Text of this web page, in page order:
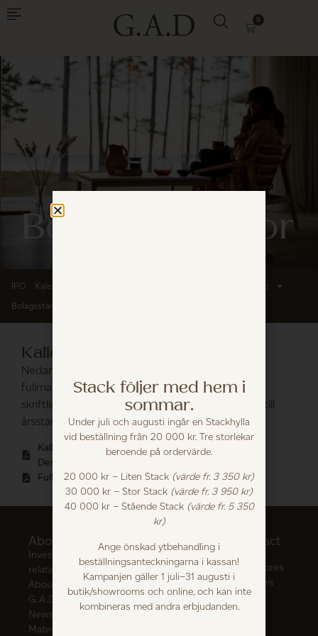
0
Bolagsstämmor
IPO Kalender
Bolagsstyrning
Bolagsstämmor
Kallelse till bolagsstämma 2026
Nedan finner du kallelse till årsstämma samt
fullmaktsformulär. Fullmaktsformuläret signeras
skriftligt av aktieägaren och medtags av ombud till
årsstämman.
Kallelse till årsstämma i Aktiebolaget Gotland Art &
Design (publ.)
Fullmaktsformulär
About us
Investor
relations
About
G.A.D
News
Material
Our
furniture
See all
Build your
own
furniture
Terms of
Purchase
and
Delivery
Terms of
Purchase
Contact
Our Stores
Retailers
Career
Get in
Stack följer med hem i
sommar.
Under juli och augusti ingår en Stackhylla
vid beställning från 20 000 kr. Tre storlekar
beroende på ordervärde.
20 000 kr – Liten Stack (värde fr. 3 350 kr)
30 000 kr – Stor Stack (värde fr. 3 950 kr)
40 000 kr – Stående Stack (värde fr. 5 350
kr)
Ange önskad ytbehandling i
beställningsanteckningarna i kassan!
Kampanjen gäller 1 juli–31 augusti i
butik/showrooms och online, och kan inte
kombineras med andra erbjudanden.